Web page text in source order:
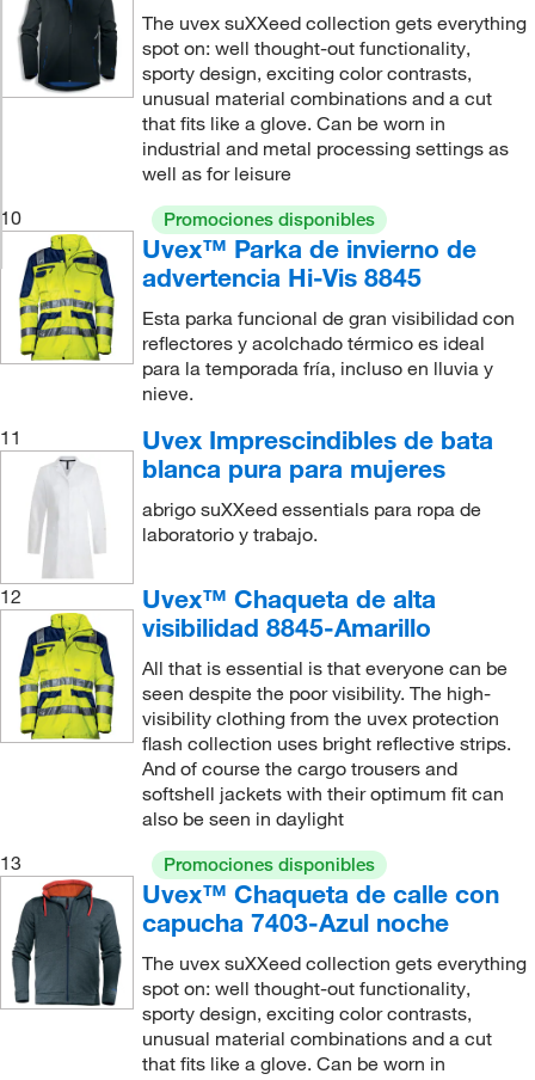
The uvex suXXeed collection gets everything
spot on: well thought-out functionality,
sporty design, exciting color contrasts,
unusual material combinations and a cut
that fits like a glove. Can be worn in
industrial and metal processing settings as
well as for leisure
10
Promociones disponibles
Uvex™ Parka de invierno de
advertencia Hi-Vis 8845
Esta parka funcional de gran visibilidad con
reflectores y acolchado térmico es ideal
para la temporada fría, incluso en lluvia y
nieve.
11
Uvex Imprescindibles de bata
blanca pura para mujeres
abrigo suXXeed essentials para ropa de
laboratorio y trabajo.
12
Uvex™ Chaqueta de alta
visibilidad 8845-Amarillo
All that is essential is that everyone can be
seen despite the poor visibility. The high-
visibility clothing from the uvex protection
flash collection uses bright reflective strips.
And of course the cargo trousers and
softshell jackets with their optimum fit can
also be seen in daylight
13
Promociones disponibles
Uvex™ Chaqueta de calle con
capucha 7403-Azul noche
The uvex suXXeed collection gets everything
spot on: well thought-out functionality,
sporty design, exciting color contrasts,
unusual material combinations and a cut
that fits like a glove. Can be worn in